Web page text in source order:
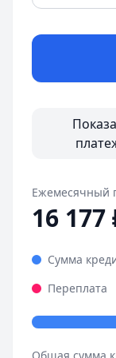
Ежемесячный
16 177
Сумма
Переплата